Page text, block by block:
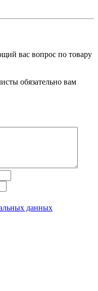
вас вопрос по товару
обязательно вам
данных